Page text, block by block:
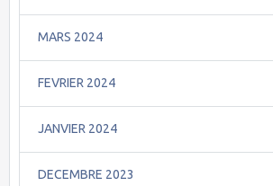
MARS 2024
FEVRIER 2024
JANVIER 2024
DECEMBRE 2023